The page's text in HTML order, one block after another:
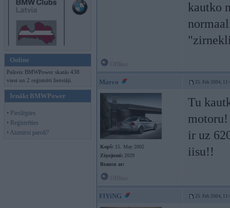
Online
Pašreiz BMWPower skatās 438
viesi un 2 reģistrēti lietotāji.
Ienākt BMWPower
• Pieslēgties
• Reģistrēties
• Aizmirsi paroli?
kautko
Marco 25. Feb 2004,
Kopš: 15. May 2002
Ziņojumi: 2029
Braucu ar:
Tu
ir uz
iisu!!
FlYiNG 25. Feb 2004,